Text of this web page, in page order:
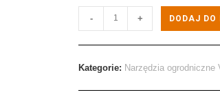
- + DODAJ DO
Kategorie: Narzędzia ogrodniczne